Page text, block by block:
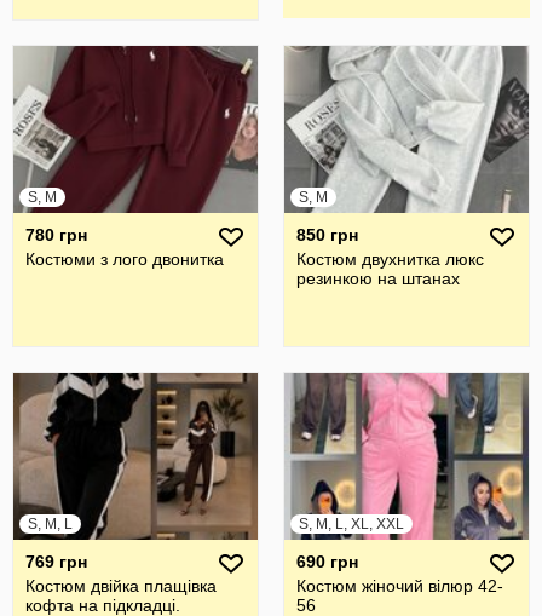
S, M
780 грн
Костюми з лого двонитка
S, M
850 грн
Костюм двухнитка люкс
резинкою на штанах
S, M, L
769 грн
Костюм двійка плащівка
кофта на підкладці.
S, M, L, XL, XXL
690 грн
Костюм жіночий вілюр 42-
56